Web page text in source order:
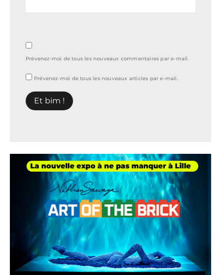
Prévenez-moi de tous les nouveaux commentaires par e-mail.
Prévenez-moi de tous les nouveaux articles par e-mail.